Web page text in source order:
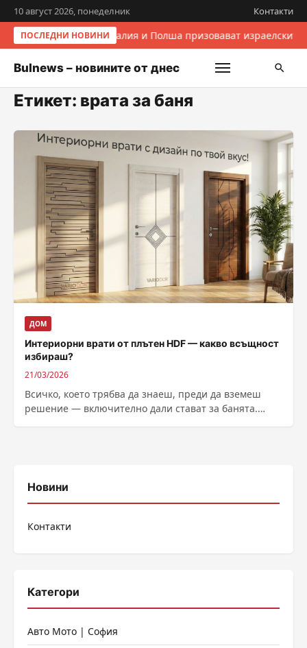
10 август 2026, понеделник Контакти
ПОСЛЕДНИ НОВИНИИталия и Полша призовават
Bulnews – новините от днес
Етикет: врата за баня
ДОМ
Интериорни врати от плътен HDF — какво всъщност
избираш?
21/03/2026
Всичко, което трябва да знаеш, преди да вземеш
решение — включително дали стават за банята.
Новини
Контакти
Категори
Авто Мото | София